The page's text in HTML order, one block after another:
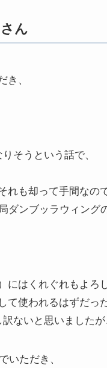
ん
、
そうという話で、
も却って手間なので
ンブッラウィング
はくれぐれもよろ
て使われるはずだっ
ないと思いましたが
ただき、